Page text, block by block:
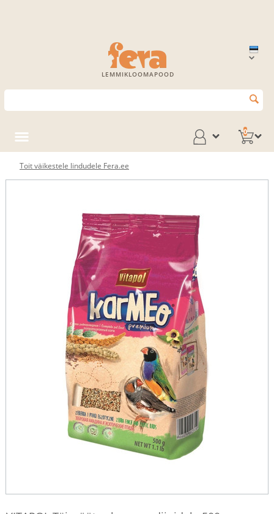
LEMMIKLOOMAPOOD
0
Toit väikestele lindudele Fera.ee